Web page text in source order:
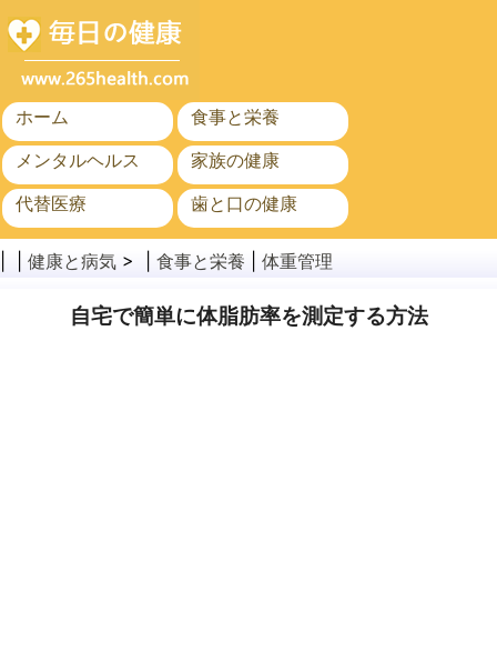
ホーム
食事と栄養
メンタルヘルス
家族の健康
代替医療
歯と口の健康
がん
公衆衛生
健康と病気 > | 食事と栄養 体重管理
自宅で簡単に体脂肪率を測定する方法